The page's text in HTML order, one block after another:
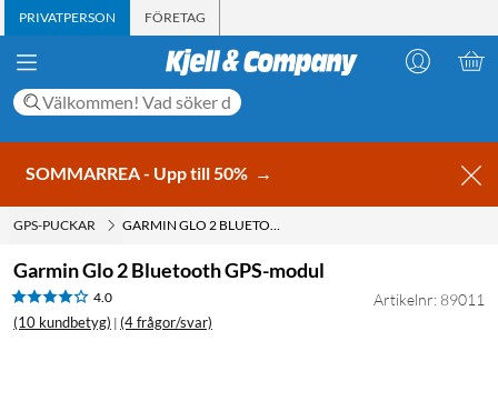
PRIVATPERSON FÖRETAG
SOMMARREA - Upp till 50% →
GPS-PUCKAR GARMIN GLO 2 BLUETOOTH GPS-MODUL
Garmin Glo 2 Bluetooth GPS-modul
4.0
(10 kundbetyg) | (4 frågor/svar)
Artikelnr: 89011